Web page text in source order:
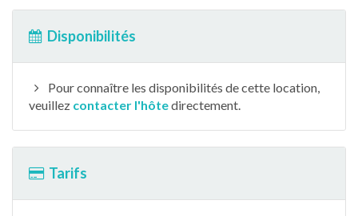
Disponibilités
Pour connaître les disponibilités de cette location,
veuillez contacter l'hôtedirectement.
Tarifs